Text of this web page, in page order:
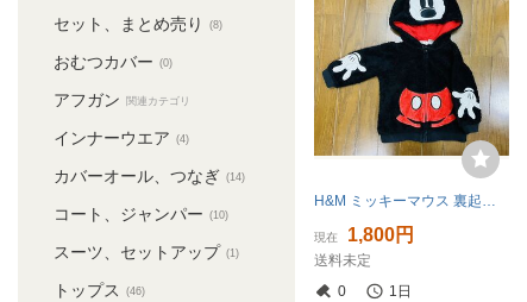
セット、まとめ売り (8)
おむつカバー (0)
アフガン 関連カテゴリ
インナーウエア (4)
カバーオール、つなぎ (14)
コート、ジャンパー (10)
スーツ、セットアップ (1)
トップス (46)
H&M ミッキーマウス 裏起毛☆暖かい☆ふわふわ フード付パーカー 90cm☆なりきり 東京ディズニーリゾート ディズニーランド ディズニーシー
現在 1,800円
送料未定
0
1日